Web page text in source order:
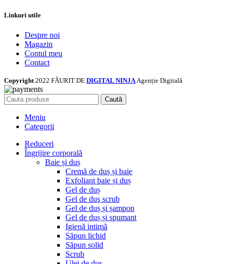
Linkuri utile
Despre noi
Magazin
Contul meu
Contact
Copyright 2022 FĂURIT DE DIGITAL NINJAAgenție Digitală
Caută
Meniu
Categorii
Reduceri
Îngrijire corporală
Baie și duș
Cremă de duș și baie
Exfoliant baie și duș
Gel de duș
Gel de duş scrub
Gel de duș și șampon
Gel de duș și spumant
Igienă intimă
Săpun lichid
Săpun solid
Scrub